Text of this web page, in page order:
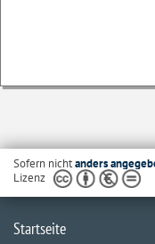
Sofern nichtanders
Lizenz
Startseite